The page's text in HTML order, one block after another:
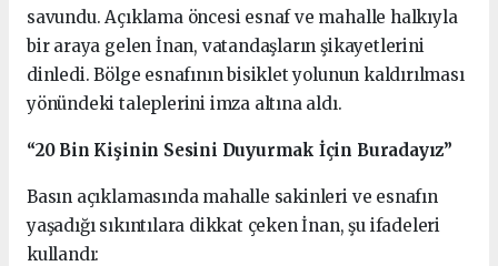
savundu. Açıklama öncesi esnaf ve mahalle halkıyla
bir araya gelen İnan, vatandaşların şikayetlerini
dinledi. Bölge esnafının bisiklet yolunun kaldırılması
yönündeki taleplerini imza altına aldı.
“20 Bin Kişinin Sesini Duyurmak İçin Buradayız”
Basın açıklamasında mahalle sakinleri ve esnafın
yaşadığı sıkıntılara dikkat çeken İnan, şu ifadeleri
kullandı: